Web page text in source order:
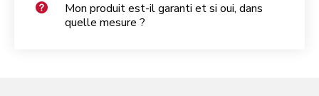
Mon produit est-il garanti et si oui, dans
quelle mesure ?